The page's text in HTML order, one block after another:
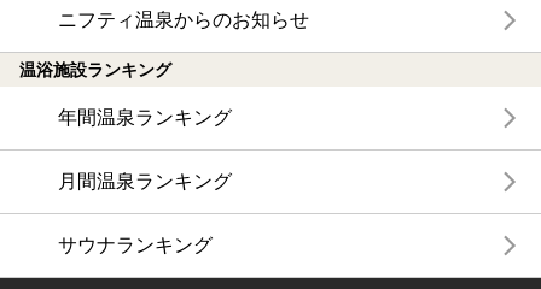
ニフティ温泉からのお知らせ
温浴施設ランキング
年間温泉ランキング
月間温泉ランキング
サウナランキング